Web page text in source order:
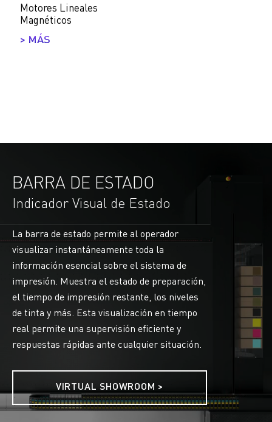
Motores Lineales
Magnéticos
> MÁS
BARRA DE ESTADO
Indicador Visual de Estado
La barra de estado permite al operador
visualizar instantáneamente toda la
información esencial sobre el sistema de
impresión. Muestra el estado de preparación,
el tiempo de impresión restante, los niveles
de tinta y más. Esta visualización en tiempo
real permite una supervisión eficiente y
respuestas rápidas ante cualquier situación.
VIRTUAL SHOWROOM >